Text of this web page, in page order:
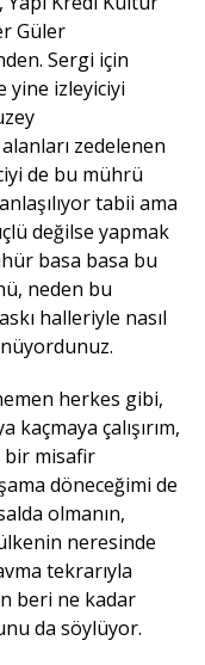
Güler
Sergi için
yine izleyiciyi
zedelenen
de bu mührü
tabii ama
değilse yapmak
basa basa bu
neden bu
halleriyle nasıl
herkes gibi,
çalışırım,
misafir
döneceğimi de
olmanın,
ülkenin neresinde
tekrarıyla
beri ne kadar
da söylüyor.